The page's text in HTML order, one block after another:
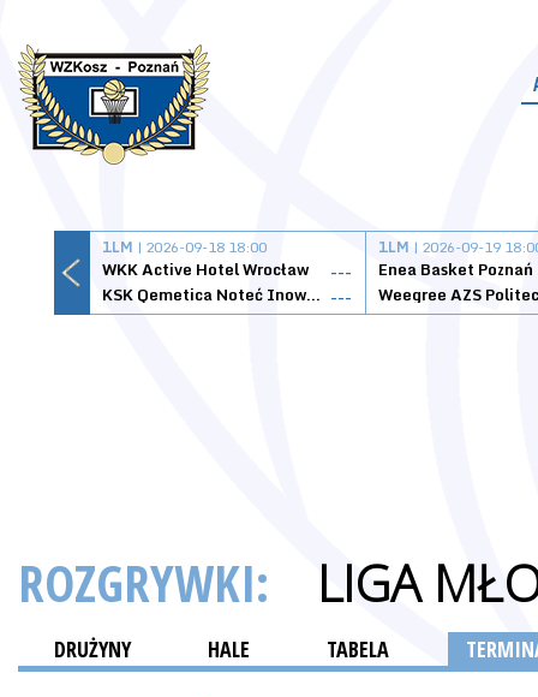
1LM | 2026-09-18 18:00
WKK Active Hotel Wrocław
---
KSK Qemetica Noteć Inowrocław ---
1LM | 2026-09-19
Enea Basket Poznań
ROZGRYWKI: LIGA
DRUŻYNY HALE TABELA